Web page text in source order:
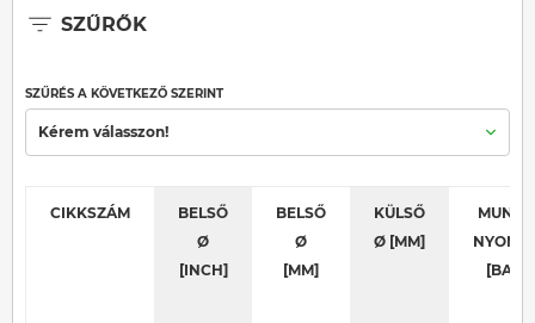
SZŰRŐK
SZŰRÉS A KÖVETKEZŐ SZERINT
Kérem válasszon!
CIKKSZÁM
BELSŐ
Ø
[INCH]
BELSŐ
Ø
[MM]
KÜLSŐ
Ø [MM]
MUNKA
[BAR]